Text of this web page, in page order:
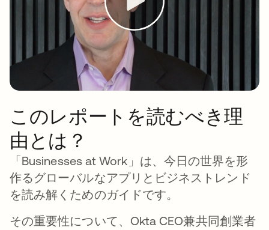
このレポートを読むべき理
由とは？
「Businesses at Work」は、今日の世界を形
作るグローバルなアプリとビジネストレンド
を読み解くためのガイドです。
その重要性について、Okta CEO兼共同創業者